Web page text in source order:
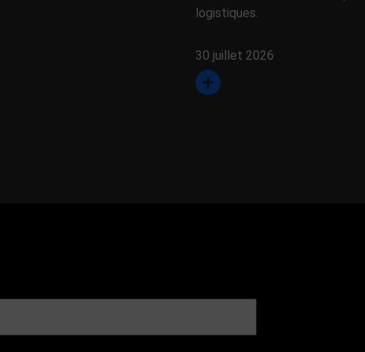
logistiques.
30 juillet 2026